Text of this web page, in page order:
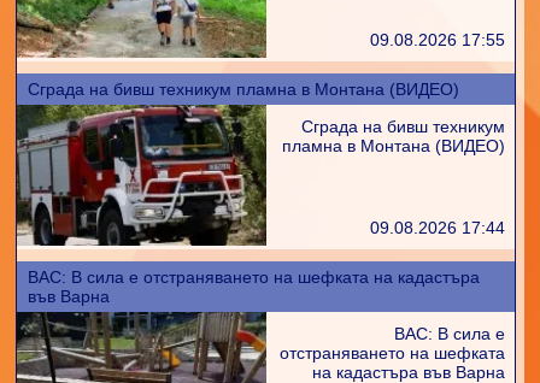
09.08.2026 17:55
Сграда на бивш техникум пламна в Монтана (ВИДЕО)
Сграда на бивш техникум
пламна в Монтана (ВИДЕО)
09.08.2026 17:44
ВАС: В сила е отстраняването на шефката на кадастъра
във Варна
ВАС: В сила е
отстраняването на шефката
на кадастъра във Варна